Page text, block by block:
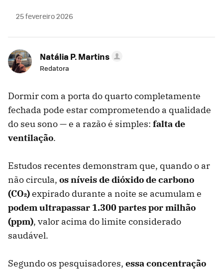
25 fevereiro 2026
Natália P. Martins
Redatora
Dormir com a porta do quarto completamente
fechada pode estar comprometendo a qualidade
do seu sono — e a razão é simples: falta de
ventilação.
Estudos recentes demonstram que, quando o ar
não circula, os níveis de dióxido de carbono
(CO₂)expirado durante a noite se acumulam e
podem ultrapassar 1.300 partes por milhão
(ppm), valor acima do limite considerado
saudável.
Segundo os pesquisadores, essa concentração